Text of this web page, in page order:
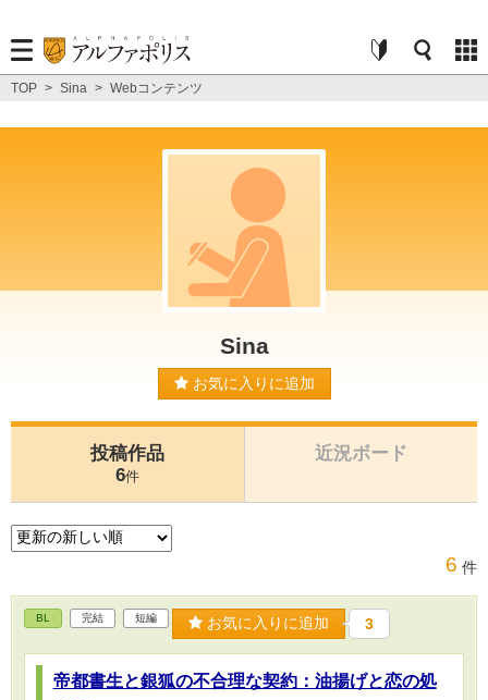
TOP > Sina > Webコンテンツ
Sina
お気に入りに追加
投稿作品
6件
近況ボード
6 件
BL 完結 短編 お気に入りに追加 3
帝都書生と銀狐の不合理な契約：油揚げと恋の処